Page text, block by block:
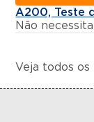
A200, Teste
Não
Veja todos os